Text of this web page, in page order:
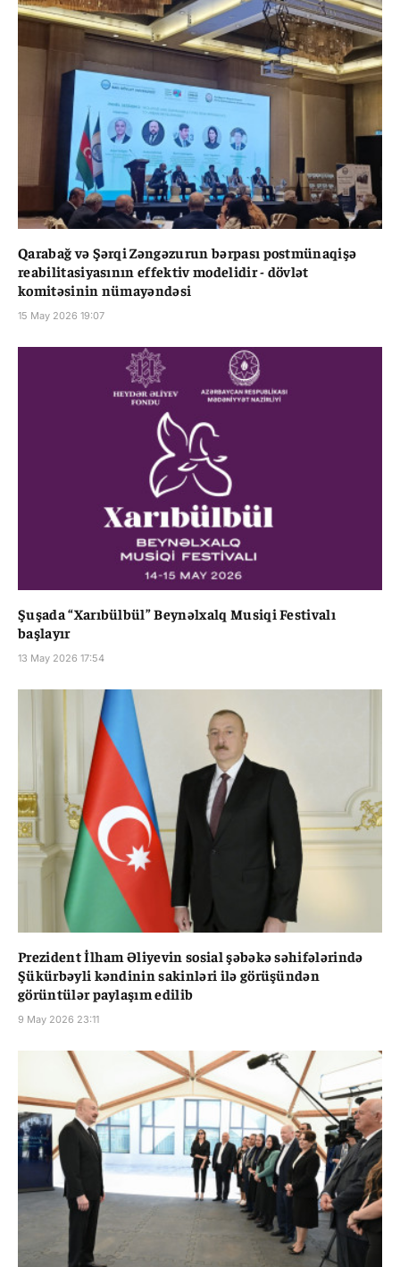
Qarabağ və Şərqi Zəngəzurun bərpası postmünaqişə
reabilitasiyasının effektiv modelidir - dövlət
komitəsinin nümayəndəsi
15 May 2026 19:07
Şuşada “Xarıbülbül” Beynəlxalq Musiqi Festivalı
başlayır
13 May 2026 17:54
Prezident İlham Əliyevin sosial şəbəkə səhifələrində
Şükürbəyli kəndinin sakinləri ilə görüşündən
görüntülər paylaşım edilib
9 May 2026 23:11